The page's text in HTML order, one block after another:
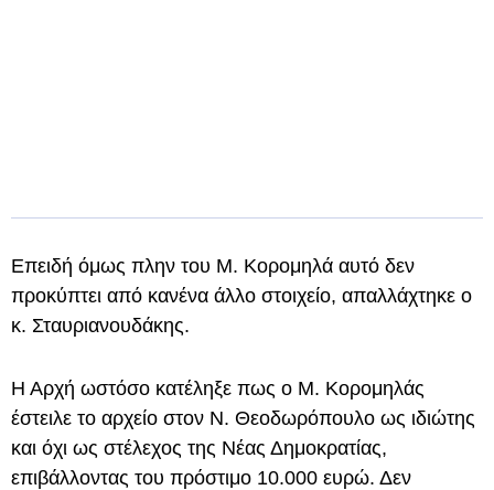
Επειδή όμως πλην του Μ. Κορομηλά αυτό δεν
προκύπτει από κανένα άλλο στοιχείο, απαλλάχτηκε ο
κ. Σταυριανουδάκης.
Η Αρχή ωστόσο κατέληξε πως ο Μ. Κορομηλάς
έστειλε το αρχείο στον Ν. Θεοδωρόπουλο ως ιδιώτης
και όχι ως στέλεχος της Νέας Δημοκρατίας,
επιβάλλοντας του πρόστιμο 10.000 ευρώ. Δεν